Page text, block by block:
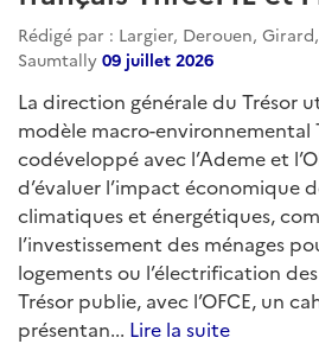
Rédigé par : Largier, Derouen,
Saumtally 09 juillet 2026
La direction générale du Trésor
modèle macro-environnemental
codéveloppé avec l’Ademe et
d’évaluer l’impact économique
climatiques et énergétiques,
l’investissement des ménages
logements ou l’électrification
Trésor publie, avec l’OFCE, un
présentan... Lire la suite